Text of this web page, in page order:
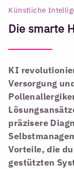
Künstliche
Die smarte
KI
Versorgung
präzisere
Vorteile, die
gestützten